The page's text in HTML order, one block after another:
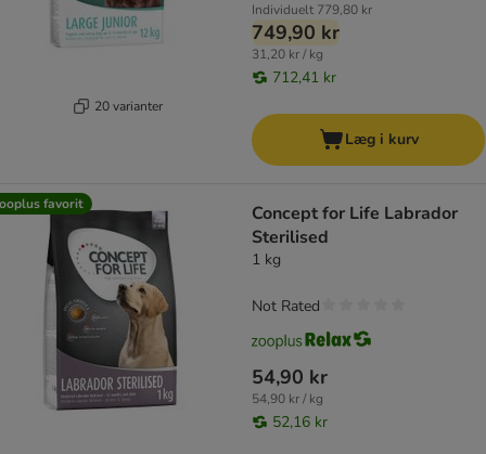
20 varianter
Individuelt 779,80 kr
749,90 kr
31,20 kr / kg
712,41 kr
Læg i kurv
favorit
Concept for Life Labrador
Sterilised
1 kg
54,90 kr
54,90 kr / kg
52,16 kr
Not Rated